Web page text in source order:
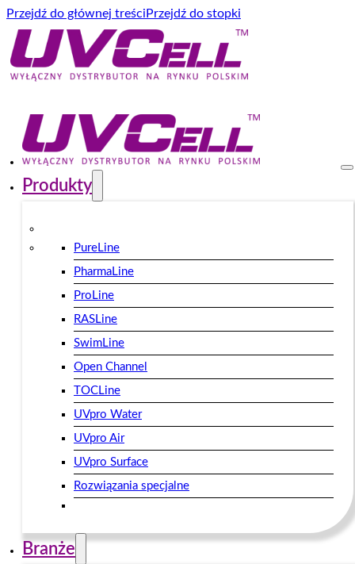
Przejdź do głównej treści Przejdź do stopki
Produkty
PureLine
PharmaLine
ProLine
RASLine
SwimLine
Open Channel
TOCLine
UVpro Water
UVpro Air
UVpro Surface
Rozwiązania specjalne
Branże